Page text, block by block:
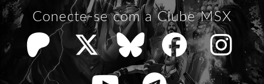
Conecte-se com a Clube MSX